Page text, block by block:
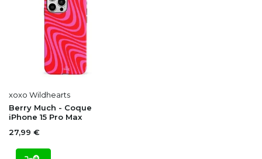
xoxo Wildhearts
Berry Much - Coque
iPhone 15 Pro Max
27,99 €